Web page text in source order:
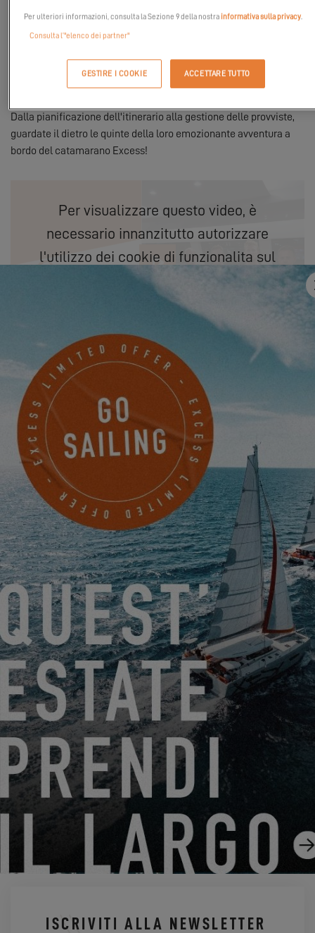
Anche Robert e David hanno intrapreso l'avventura dell'ARC
Rally 2023!
Dalla pianificazione dell'itinerario alla gestione delle provviste,
guardate il dietro le quinte della loro emozionante avventura a
bordo del catamarano Excess!
Per visualizzare questo video, è
necessario innanzitutto autorizzare
l'utilizzo dei cookie di funzionalita sul
nostro sito.
Puoi trovare le esperienze dei nostri proprietari sul nostro sito
web nella sezione
. E se, come loro, vuoi condividere
le tue sensazioni e i tuoi ricordi a bordo dell'Excess, inviaci una
mail qui:
excess.catamarans@gmail.com.
EXCESS X SEVENTYONE PERCENT – LA
COLLABORAZIONE DELL’ESTATE
13.08.24
CANNES YACHTING FESTIVAL 2024
ISCRIVITI ALLA NEWSLETTER
Per ulteriori informazioni, consulta la Sezione 9 della nostra informativa sulla privacy.
Consulta l’"elenco dei partner"
GESTIRE I COOKIE ACCETTARE TUTTO